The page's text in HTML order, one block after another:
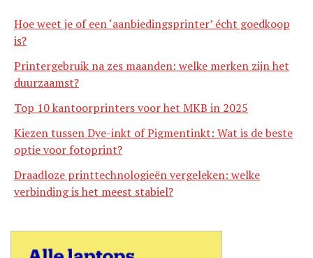
Hoe weet je of een ‘aanbiedingsprinter’ écht goedkoop
is?
Printergebruik na zes maanden: welke merken zijn het
duurzaamst?
Top 10 kantoorprinters voor het MKB in 2025
Kiezen tussen Dye-inkt of Pigmentinkt: Wat is de beste
optie voor fotoprint?
Draadloze printtechnologieën vergeleken: welke
verbinding is het meest stabiel?